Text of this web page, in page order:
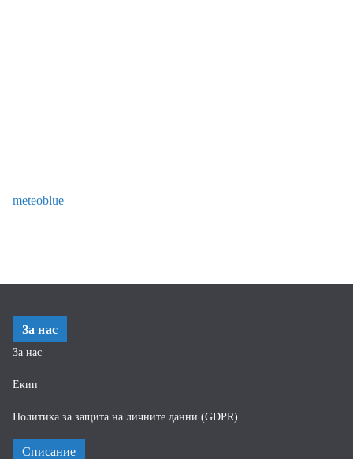
meteoblue
За нас
За нас
Екип
Политика за защита на личните данни (GDPR)
Списание